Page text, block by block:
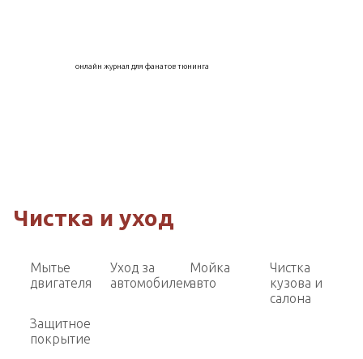
онлайн журнал для фанатов тюнинга
Чистка и уход
Мытье
двигателя
Уход за
автомобилем
Мойка
авто
Чистка
кузова и
салона
Защитное
покрытие